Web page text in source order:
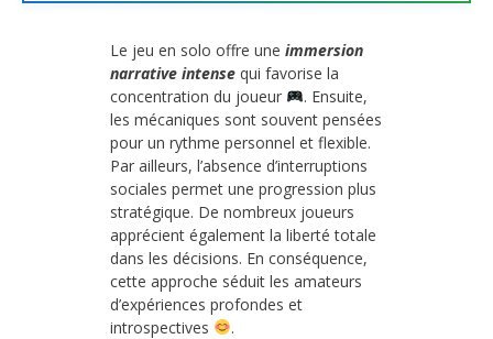
Le jeu en solo offre une immersion
narrative intense qui favorise la
concentration du joueur
. Ensuite,
les mécaniques sont souvent pensées
pour un rythme personnel et flexible.
Par ailleurs, l’absence d’interruptions
sociales permet une progression plus
stratégique. De nombreux joueurs
apprécient également la liberté totale
dans les décisions. En conséquence,
cette approche séduit les amateurs
d’expériences profondes et
introspectives
.